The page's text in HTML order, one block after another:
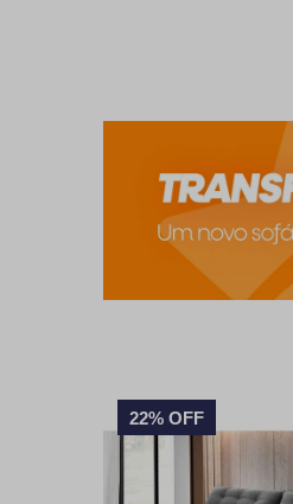
22% OFF